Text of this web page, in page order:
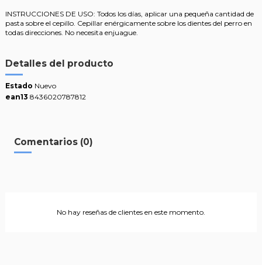
INSTRUCCIONES DE USO: Todos los días, aplicar una pequeña cantidad de
pasta sobre el cepillo. Cepillar enérgicamente sobre los dientes del perro en
todas direcciones. No necesita enjuague.
Detalles del producto
Estado Nuevo
ean13 8436020787812
Comentarios (0)
No hay reseñas de clientes en este momento.